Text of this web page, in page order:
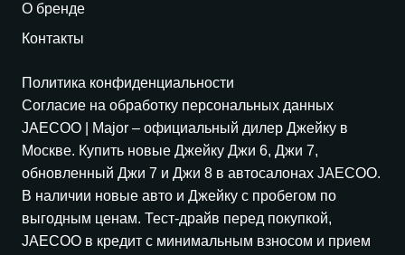
О бренде
Контакты
Политика конфиденциальности
Согласие на обработку персональных данных
JAECOO | Major – официальный дилер Джейку в
Москве. Купить новые Джейку Джи 6, Джи 7,
обновленный Джи 7 и Джи 8 в автосалонах JAECOO.
В наличии новые авто и Джейку с пробегом по
выгодным ценам. Тест-драйв перед покупкой,
JAECOO в кредит с минимальным взносом и прием